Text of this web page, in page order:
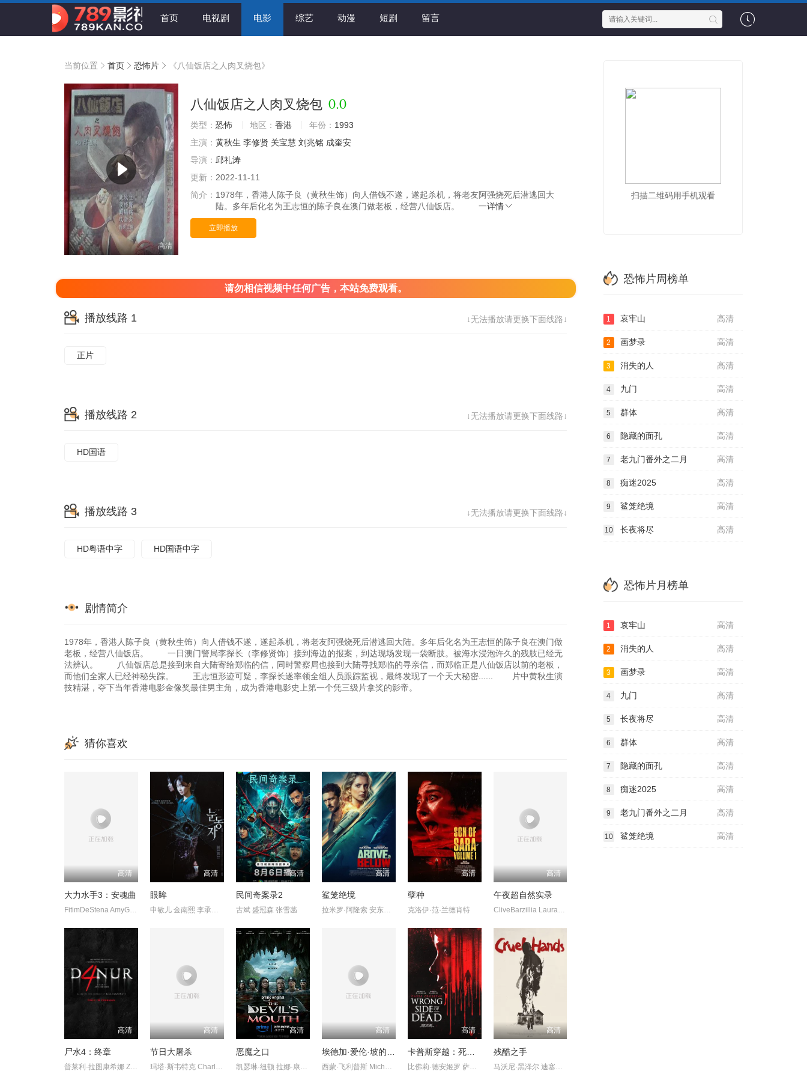
首页 电视剧 电影 综艺 动漫 短剧 留言
当前位置 首页 恐怖片 《八仙饭店之人肉叉烧包》
高清
八仙饭店之人肉叉烧包 0.0
类型： 恐怖 地区： 香港 年份： 1993
主演： 黄秋生 李修贤 关宝慧 刘兆铭 成奎安
导演： 邱礼涛
更新： 2022-11-11
简介： 1978年，香港人陈子良（黄秋生饰）向人借钱不遂，遂起杀机，将老友阿强烧死后潜逃回大
陆。多年后化名为王志恒的陈子良在澳门做老板，经营八仙饭店。 一详情
立即播放
请勿相信视频中任何广告，本站免费观看。
↓无法播放请更换下面线路↓
播放线路 1
正片
↓无法播放请更换下面线路↓
播放线路 2
HD国语
↓无法播放请更换下面线路↓
播放线路 3
HD粤语中字 HD国语中字
剧情简介
1978年，香港人陈子良（黄秋生饰）向人借钱不遂，遂起杀机，将老友阿强烧死后潜逃回大陆。多年后化名为王志恒的陈子良在澳门做
老板，经营八仙饭店。 一日澳门警局李探长（李修贤饰）接到海边的报案，到达现场发现一袋断肢。被海水浸泡许久的残肢已经无
法辨认。 八仙饭店总是接到来自大陆寄给郑临的信，同时警察局也接到大陆寻找郑临的寻亲信，而郑临正是八仙饭店以前的老板，
而他们全家人已经神秘失踪。 王志恒形迹可疑，李探长遂率领全组人员跟踪监视，最终发现了一个天大秘密...... 片中黄秋生演
技精湛，夺下当年香港电影金像奖最佳男主角，成为香港电影史上第一个凭三级片拿奖的影帝。
猜你喜欢
高清
大力水手3：安魂曲
FitimDeStena AmyGibbons JackHyde史蒂芬·莫瑞
高清
眼眸
申敏儿 金南熙 李承勇 金英雅
高清
民间奇案录2
古斌 盛冠森 张雪菡
高清
鲨笼绝境
拉米罗·阿隆索 安东尼奥·班德拉斯 瑞安·伯特罗奇 耶斯·利奥
高清
孽种
克洛伊·范·兰德肖特
高清
午夜超自然实录
CliveBarzillia LauraBremer
高清
尸水4：终章
高清
节日大屠杀
高清
恶魔之口
凯瑟琳·纽顿 拉娜·康多 尼科·希拉加
高清 高清
卡普斯穿越：死亡的反面
比佛莉·德安姬罗 萨宾娜·加德克奇
高清
残酷之手
扫描二维码用手机观看
恐怖片周榜单
高清
1 哀牢山
高清
2 画梦录
高清
3 消失的人
高清
4 九门
高清
5 群体
高清
6 隐藏的面孔
高清
7 老九门番外之二月
高清
8 痴迷2025
高清
9 鲨笼绝境
高清
10 长夜将尽
恐怖片月榜单
高清
1 哀牢山
高清
2 消失的人
高清
3 画梦录
高清
4 九门
高清
5 长夜将尽
高清
6 群体
高清
7 隐藏的面孔
高清
8 痴迷2025
高清
9 老九门番外之二月
高清
10 鲨笼绝境